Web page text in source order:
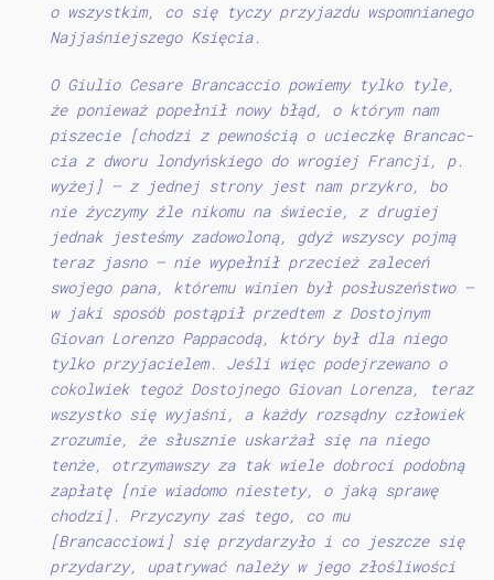
o wszystkim, co się tyczy przyjazdu wspomnianego
Najjaśniejszego Księcia.
O Giulio Cesare Brancaccio powiemy tylko tyle,
że ponieważ popełnił nowy błąd, o którym nam
piszecie [chodzi z pewnością o ucieczkę Brancac-
cia z dworu londyńskiego do wrogiej Francji, p.
wyżej] — z jednej strony jest nam przykro, bo
nie życzymy źle nikomu na świecie, z drugiej
jednak jesteśmy zadowoloną, gdyż wszyscy pojmą
teraz jasno — nie wypełnił przecież zaleceń
swojego pana, któremu winien był posłuszeństwo —
w jaki sposób postąpił przedtem z Dostojnym
Giovan Lorenzo Pappacodą, który był dla niego
tylko przyjacielem. Jeśli więc podejrzewano o
cokolwiek tegoż Dostojnego Giovan Lorenza, teraz
wszystko się wyjaśni, a każdy rozsądny człowiek
zrozumie, że słusznie uskarżał się na niego
tenże, otrzymawszy za tak wiele dobroci podobną
zapłatę [nie wiadomo niestety, o jaką sprawę
chodzi]. Przyczyny zaś tego, co mu
[Brancacciowi] się przydarzyło i co jeszcze się
przydarzy, upatrywać należy w jego złośliwości